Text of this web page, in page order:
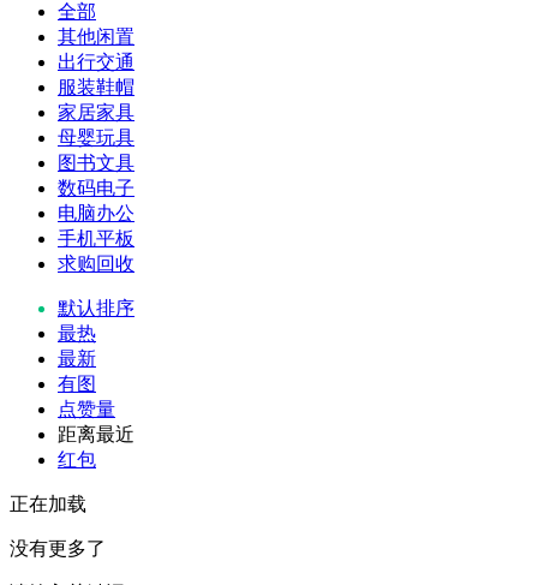
全部
其他闲置
出行交通
服装鞋帽
家居家具
母婴玩具
图书文具
数码电子
电脑办公
手机平板
求购回收
默认排序
最热
最新
有图
点赞量
距离最近
红包
正在加载
没有更多了